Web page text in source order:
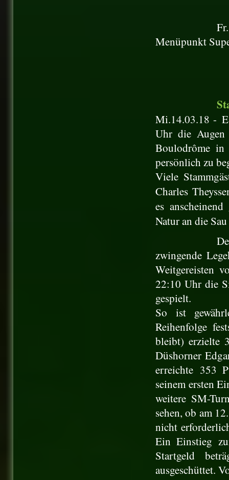
Menüpunkt
Mi.14.03.18 -
Uhr die Augen
Boulodrôme
persönlich zu
Viele
Charles
es
Natur an die
zwingende
Weitgereisten
22:10 Uhr die
gespielt.
So ist
Reihenfolge
bleibt) erzielte
Düshorner
erreichte 353
seinem ersten
weitere SM-
sehen, ob am
nicht
Ein Einstieg
Startgeld
ausgeschüttet.